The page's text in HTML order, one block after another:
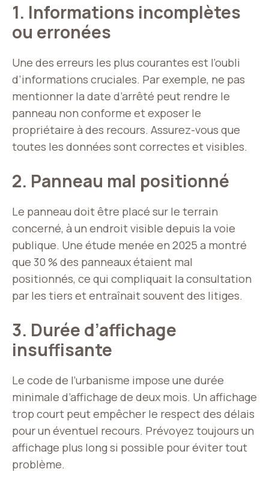
1. Informations incomplètes
ou erronées
Une des erreurs les plus courantes est l’oubli
d’informations cruciales. Par exemple, ne pas
mentionner la date d’arrêté peut rendre le
panneau non conforme et exposer le
propriétaire à des recours. Assurez-vous que
toutes les données sont correctes et visibles.
2. Panneau mal positionné
Le panneau doit être placé sur le terrain
concerné, à un endroit visible depuis la voie
publique. Une étude menée en 2025 a montré
que 30 % des panneaux étaient mal
positionnés, ce qui compliquait la consultation
par les tiers et entraînait souvent des litiges.
3. Durée d’affichage
insuffisante
Le code de l’urbanisme impose une durée
minimale d’affichage de deux mois. Un affichage
trop court peut empêcher le respect des délais
pour un éventuel recours. Prévoyez toujours un
affichage plus long si possible pour éviter tout
problème.